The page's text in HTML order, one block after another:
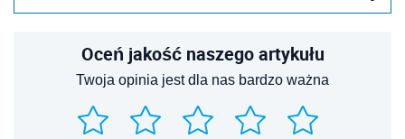
Oceń jakość naszego artykułu
Twoja opinia jest dla nas bardzo ważna